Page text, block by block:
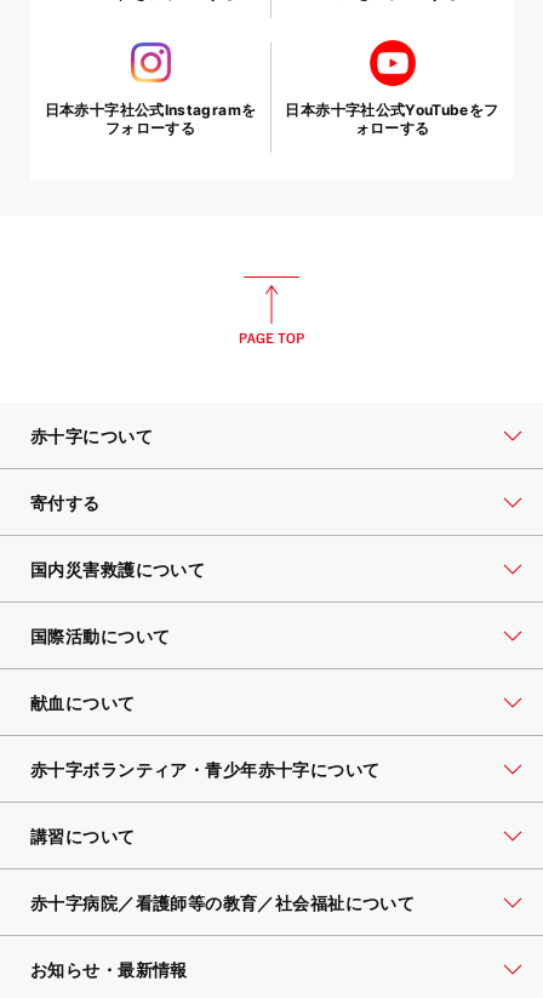
日本赤十字社公式Instagramを
フォローする
日本赤十字社公式YouTubeをフ
ォローする
赤十字について
寄付する
国内災害救護について
国際活動について
献血について
赤十字ボランティア・青少年赤十字について
講習について
赤十字病院／看護師等の教育／社会福祉について
お知らせ・最新情報